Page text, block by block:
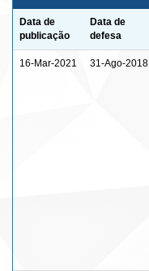
Data de
publicação
Data de
defesa
16-Mar-2021 31-Ago-2018